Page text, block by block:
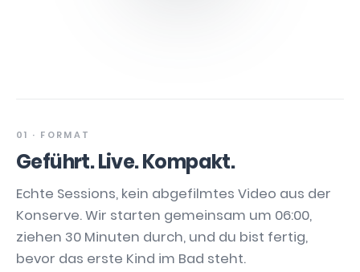
01 · FORMAT
Geführt. Live. Kompakt.
Echte Sessions, kein abgefilmtes Video aus der
Konserve. Wir starten gemeinsam um 06:00,
ziehen 30 Minuten durch, und du bist fertig,
bevor das erste Kind im Bad steht.